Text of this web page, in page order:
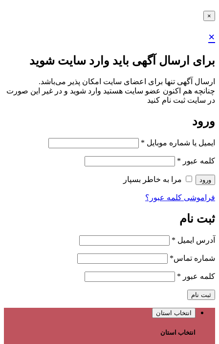
×
×
برای ارسال آگهی باید وارد سایت شوید
ارسال آگهی تنها برای اعضای سایت امکان پذیر می‌باشد.
چنانچه هم‌ اکنون عضو سایت هستید وارد شوید و در غیر این صورت
در سایت ثبت نام کنید
ورود
ایمیل یا شماره موبایل *
کلمه عبور *
ورود مرا به خاطر بسپار
فراموشی کلمه عبور؟
ثبت نام
آدرس ایمیل *
شماره تماس*
کلمه عبور *
ثبت نام
انتخاب استان
انتخاب استان